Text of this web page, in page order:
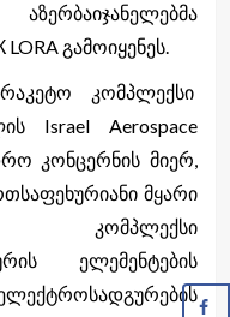
გამოიყენეს.
კომპლექსი
Israel Aerospace
კონცერნის მიერ,
მყარი
კომპლექსი
ელემენტების